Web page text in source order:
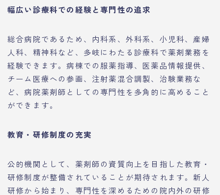
幅広い診療科での経験と専門性の追求
総合病院であるため、内科系、外科系、小児科、産婦
人科、精神科など、多岐にわたる診療科で薬剤業務を
経験できます。病棟での服薬指導、医薬品情報提供、
チーム医療への参画、注射薬混合調製、治験業務な
ど、病院薬剤師としての専門性を多角的に高めること
ができます。
教育・研修制度の充実
公的機関として、薬剤師の資質向上を目指した教育・
研修制度が整備されていることが期待されます。新人
研修から始まり、専門性を深めるための院内外の研修